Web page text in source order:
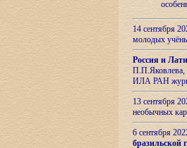
14 сентября
молодых
Россия и
П.П.Яковлева,
ИЛА РАН
13 сентября
необычных
6 сентября
бразильской